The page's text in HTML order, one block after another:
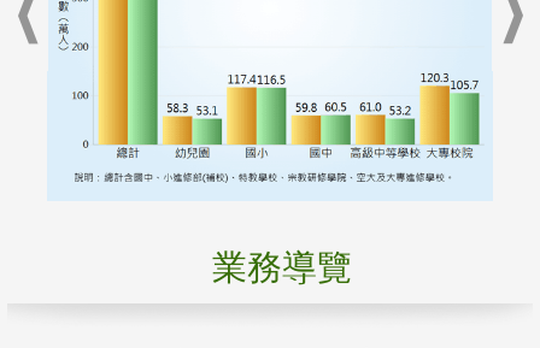
業務導覽